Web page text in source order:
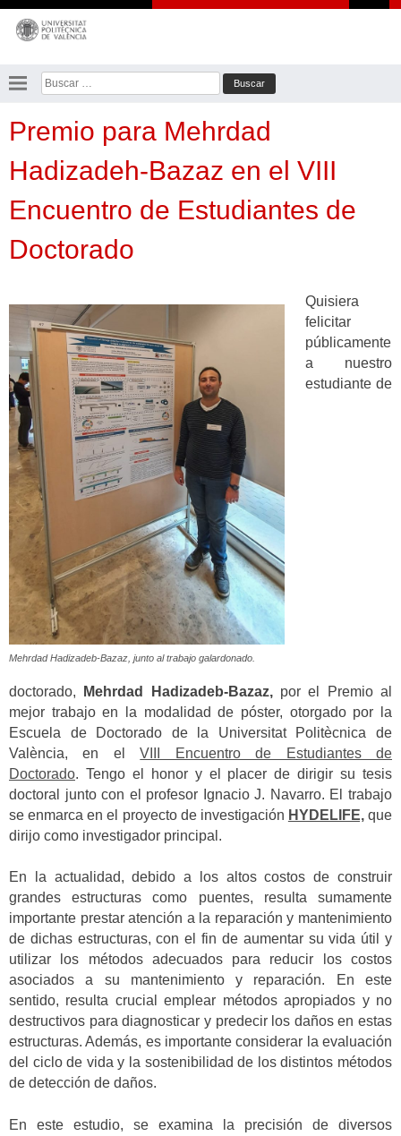
Saltar
contenido
Buscar:
Premio para Mehrdad
Hadizadeh-Bazaz en el VIII
Encuentro de Estudiantes de
Doctorado
Mehrdad Hadizadeb-Bazaz, junto al trabajo galardonado.
Quisiera
felicitar
públicamente
a nuestro
estudiante de
doctorado, Mehrdad Hadizadeb-Bazaz,por el Premio al
mejor trabajo en la modalidad de póster, otorgado por la
Escuela de Doctorado de la Universitat Politècnica de
València, en elVIII Encuentro de Estudiantes de
Doctorado. Tengo el honor y el placer de dirigir su tesis
doctoral junto con el profesor Ignacio J. Navarro. El trabajo
se enmarca en el proyecto de investigación HYDELIFE,que
dirijo como investigador principal.
En la actualidad, debido a los altos costos de construir
grandes estructuras como puentes, resulta sumamente
importante prestar atención a la reparación y mantenimiento
de dichas estructuras, con el fin de aumentar su vida útil y
utilizar los métodos adecuados para reducir los costos
asociados a su mantenimiento y reparación. En este
sentido, resulta crucial emplear métodos apropiados y no
destructivos para diagnosticar y predecir los daños en estas
estructuras. Además, es importante considerar la evaluación
del ciclo de vida y la sostenibilidad de los distintos métodos
de detección de daños.
En este estudio, se examina la precisión de diversos